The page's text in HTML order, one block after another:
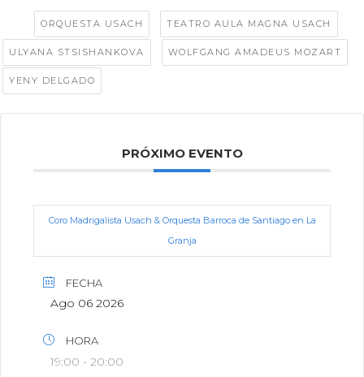
ORQUESTA USACH TEATRO AULA MAGNA USACH
ULYANA STSISHANKOVA WOLFGANG AMADEUS MOZART
YENY DELGADO
PRÓXIMO EVENTO
Coro Madrigalista Usach & Orquesta Barroca de Santiago en La
Granja
FECHA
Ago 06 2026
HORA
19:00 - 20:00